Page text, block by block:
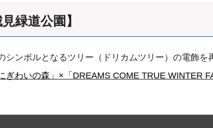
緑道公園】
ンボルとなるツリー（ドリカムツリー）の電飾を
ぎわいの森」×「DREAMS COME TRUE WINTER